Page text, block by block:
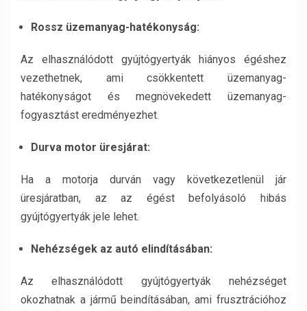
Rossz üzemanyag-hatékonyság:
Az elhasználódott gyújtógyertyák hiányos égéshez
vezethetnek, ami csökkentett üzemanyag-
hatékonyságot és megnövekedett üzemanyag-
fogyasztást eredményezhet.
Durva motor üresjárat:
Ha a motorja durván vagy következetlenül jár
üresjáratban, az az égést befolyásoló hibás
gyújtógyertyák jele lehet.
Nehézségek az autó elindításában:
Az elhasználódott gyújtógyertyák nehézséget
okozhatnak a jármű beindításában, ami frusztrációhoz